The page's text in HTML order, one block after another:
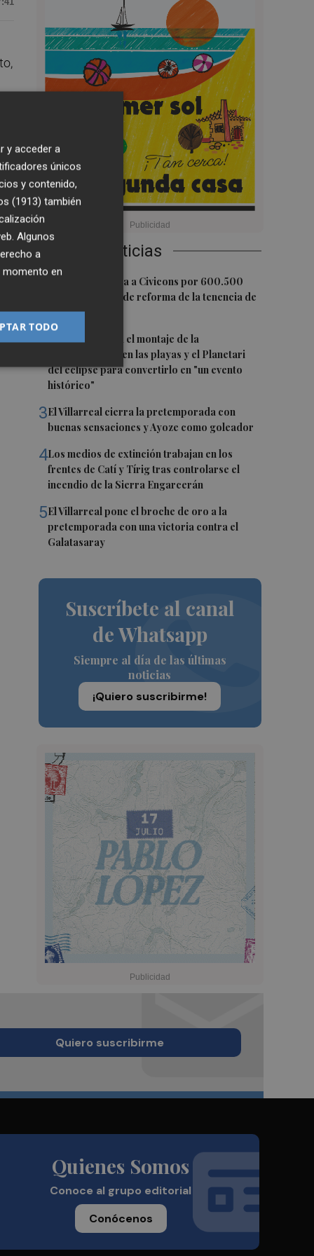
Últimas Noticias
Castelló adjudica a Civicons por 600.500
euros las obras de reforma de la tenencia de
alcaldía sur
2Castelló acelera el montaje de la
infraestructura en las playas y el Planetari
del eclipse para convertirlo en "un evento
histórico"
3El Villarreal cierra la pretemporada con
buenas sensaciones y Ayoze como goleador
4Los medios de extinción trabajan en los
frentes de Catí y Tírig tras controlarse el
incendio de la Sierra Engarcerán
5El Villarreal pone el broche de oro a la
pretemporada con una victoria contra el
Galatasaray
Suscríbete al canal
de Whatsapp
Siempre al día de las últimas
noticias
¡Quiero suscribirme!
Quiero suscribirme
Quienes Somos
Conoce al grupo editorial
Conócenos
y acceder a
únicos
y contenido,
(1913) también
Algunos
a
momento en
TODO